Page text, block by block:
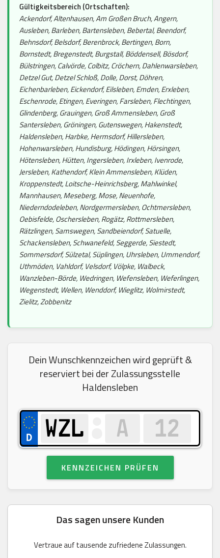
Gültigkeitsbereich (Ortschaften):
Ackendorf, Altenhausen, Am Großen Bruch, Angern,
Ausleben, Barleben, Bartensleben, Bebertal, Beendorf,
Behnsdorf, Belsdorf, Berenbrock, Bertingen, Born,
Bornstedt, Bregenstedt, Burgstall, Böddensell, Bösdorf,
Bülstringen, Calvörde, Colbitz, Cröchern, Dahlenwarsleben,
Detzel Gut, Detzel Schloß, Dolle, Dorst, Döhren,
Eichenbarleben, Eickendorf, Eilsleben, Emden, Erxleben,
Eschenrode, Etingen, Everingen, Farsleben, Flechtingen,
Glindenberg, Grauingen, Groß Ammensleben, Groß
Santersleben, Gröningen, Gutenswegen, Hakenstedt,
Haldensleben, Harbke, Hermsdorf, Hillersleben,
Hohenwarsleben, Hundisburg, Hödingen, Hörsingen,
Hötensleben, Hütten, Ingersleben, Irxleben, Ivenrode,
Jersleben, Kathendorf, Klein Ammensleben, Klüden,
Kroppenstedt, Loitsche-Heinrichsberg, Mahlwinkel,
Mannhausen, Meseberg, Mose, Neuenhofe,
Niederndodeleben, Nordgermersleben, Ochtmersleben,
Oebisfelde, Oschersleben, Rogätz, Rottmersleben,
Rätzlingen, Samswegen, Sandbeiendorf, Satuelle,
Schackensleben, Schwanefeld, Seggerde, Siestedt,
Sommersdorf, Sülzetal, Süplingen, Uhrsleben, Ummendorf,
Uthmöden, Vahldorf, Velsdorf, Völpke, Walbeck,
Wanzleben-Börde, Wedringen, Wefensleben, Weferlingen,
Wegenstedt, Wellen, Wenddorf, Wieglitz, Wolmirstedt,
Zielitz, Zobbenitz
Dein Wunschkennzeichen wird geprüft &
reserviert bei der Zulassungsstelle
Haldensleben
KENNZEICHEN PRÜFEN
Das sagen unsere Kunden
Vertraue auf tausende zufriedene Zulassungen.